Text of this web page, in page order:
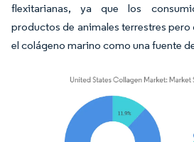
flexitarianas, ya que los
productos de animales terrestres
el colágeno marino como una fuente